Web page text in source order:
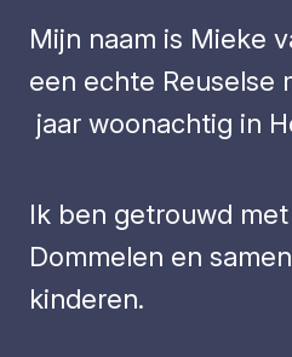
Mijn naam is Mieke
een echte Reuselse
jaar woonachtig in
Ik ben getrouwd
Dommelen en
kinderen.